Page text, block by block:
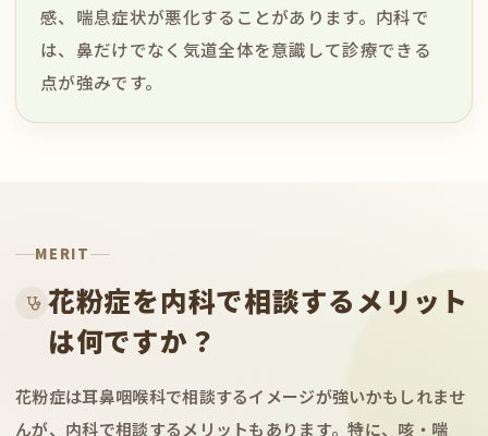
感、喘息症状が悪化することがあります。内科で
は、鼻だけでなく気道全体を意識して診療できる
点が強みです。
MERIT
花粉症を内科で相談するメリット
は何ですか？
花粉症は耳鼻咽喉科で相談するイメージが強いかもしれませ
んが、内科で相談するメリットもあります。特に、咳・喘